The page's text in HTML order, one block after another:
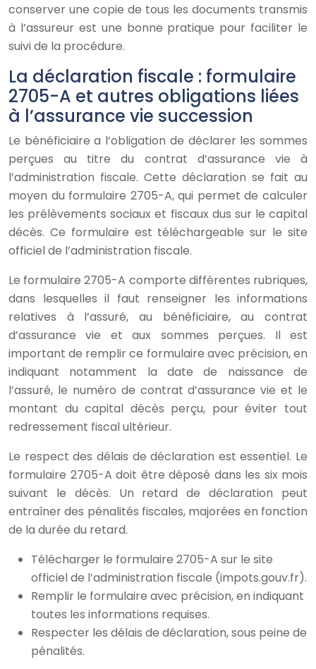
conserver une copie de tous les documents transmis
à l’assureur est une bonne pratique pour faciliter le
suivi de la procédure.
La déclaration fiscale : formulaire
2705-A et autres obligations liées
à l’assurance vie succession
Le bénéficiaire a l’obligation de déclarer les sommes
perçues au titre du contrat d’assurance vie à
l’administration fiscale. Cette déclaration se fait au
moyen du formulaire 2705-A, qui permet de calculer
les prélèvements sociaux et fiscaux dus sur le capital
décès. Ce formulaire est téléchargeable sur le site
officiel de l’administration fiscale.
Le formulaire 2705-A comporte différentes rubriques,
dans lesquelles il faut renseigner les informations
relatives à l’assuré, au bénéficiaire, au contrat
d’assurance vie et aux sommes perçues. Il est
important de remplir ce formulaire avec précision, en
indiquant notamment la date de naissance de
l’assuré, le numéro de contrat d’assurance vie et le
montant du capital décès perçu, pour éviter tout
redressement fiscal ultérieur.
Le respect des délais de déclaration est essentiel. Le
formulaire 2705-A doit être déposé dans les six mois
suivant le décès. Un retard de déclaration peut
entraîner des pénalités fiscales, majorées en fonction
de la durée du retard.
Télécharger le formulaire 2705-A sur le site
officiel de l’administration fiscale (impots.gouv.fr).
Remplir le formulaire avec précision, en indiquant
toutes les informations requises.
Respecter les délais de déclaration, sous peine de
pénalités.